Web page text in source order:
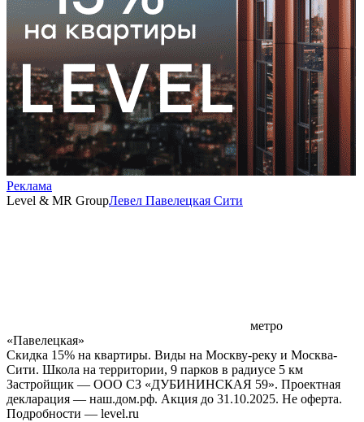
Реклама
Level & MR GroupЛевел Павелецкая Сити
метро
«Павелецкая»
Скидка 15% на квартиры. Виды на Москву-реку и Москва-
Сити. Школа на территории, 9 парков в радиусе 5 км
Застройщик — ООО СЗ «ДУБИНИНСКАЯ 59». Проектная
декларация — наш.дом.рф. Акция до 31.10.2025. Не оферта.
Подробности — level.ru